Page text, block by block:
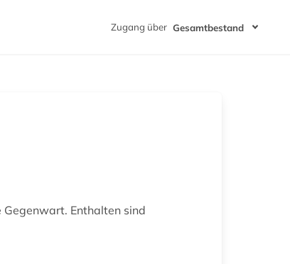
Zugang über Gesamtbestand
Enthalten sind